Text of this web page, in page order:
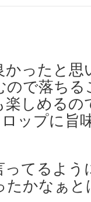
かったと思
ので落ち
楽しめるの
ップに旨
ってるよ
たかなぁ